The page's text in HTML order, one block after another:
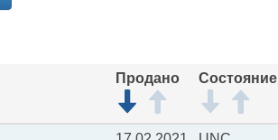
Продано Состояние